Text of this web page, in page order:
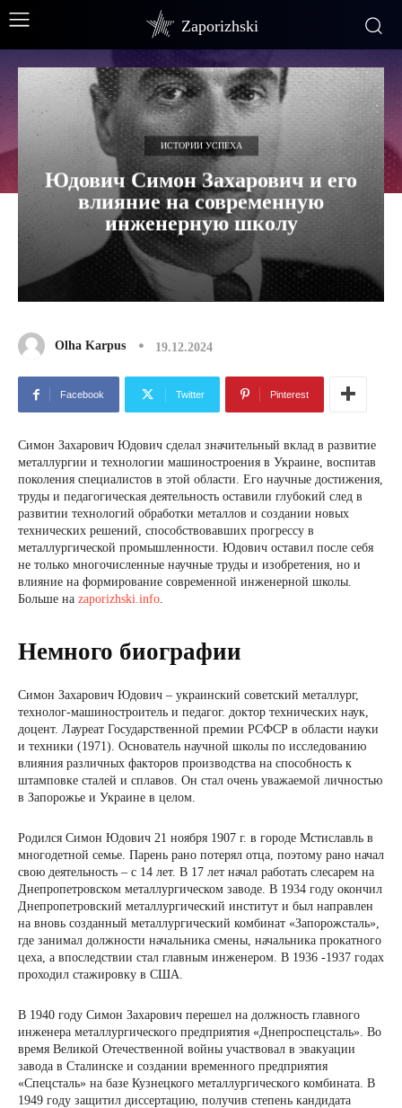
Zaporizhski
ИСТОРИИ УСПЕХА
Юдович Симон Захарович и его
влияние на современную
инженерную школу
Olha Karpus 19.12.2024
Facebook Twitter Pinterest
Симон Захарович Юдович сделал значительный вклад в развитие
металлургии и технологии машиностроения в Украине, воспитав
поколения специалистов в этой области. Его научные достижения,
труды и педагогическая деятельность оставили глубокий след в
развитии технологий обработки металлов и создании новых
технических решений, способствовавших прогрессу в
металлургической промышленности. Юдович оставил после себя
не только многочисленные научные труды и изобретения, но и
влияние на формирование современной инженерной школы.
Больше на zaporizhski.info.
Немного биографии
Симон Захарович Юдович – украинский советский металлург,
технолог-машиностроитель и педагог. доктор технических наук,
доцент. Лауреат Государственной премии РСФСР в области науки
и техники (1971). Основатель научной школы по исследованию
влияния различных факторов производства на способность к
штамповке сталей и сплавов. Он стал очень уважаемой личностью
в Запорожье и Украине в целом.
Родился Симон Юдович 21 ноября 1907 г. в городе Мстиславль в
многодетной семье. Парень рано потерял отца, поэтому рано начал
свою деятельность – с 14 лет. В 17 лет начал работать слесарем на
Днепропетровском металлургическом заводе. В 1934 году окончил
Днепропетровский металлургический институт и был направлен
на вновь созданный металлургический комбинат «Запорожсталь»,
где занимал должности начальника смены, начальника прокатного
цеха, а впоследствии стал главным инженером. В 1936 -1937 годах
проходил стажировку в США.
В 1940 году Симон Захарович перешел на должность главного
инженера металлургического предприятия «Днепроспецсталь». Во
время Великой Отечественной войны участвовал в эвакуации
завода в Сталинске и создании временного предприятия
«Спецсталь» на базе Кузнецкого металлургического комбината. В
1949 году защитил диссертацию, получив степень кандидата